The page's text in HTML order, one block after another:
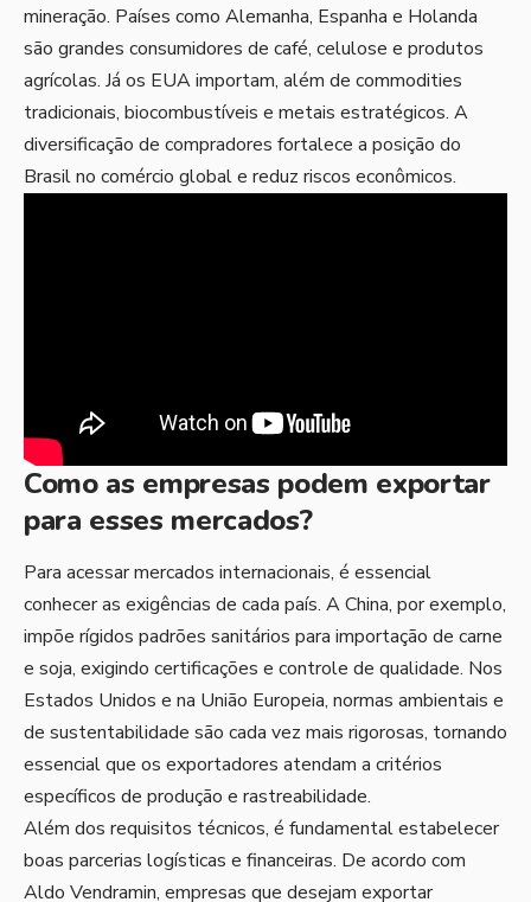
mineração. Países como Alemanha, Espanha e Holanda
são grandes consumidores de café, celulose e produtos
agrícolas. Já os EUA importam, além de commodities
tradicionais, biocombustíveis e metais estratégicos. A
diversificação de compradores fortalece a posição do
Brasil no comércio global e reduz riscos econômicos.
Como as empresas podem exportar
para esses mercados?
Para acessar mercados internacionais, é essencial
conhecer as exigências de cada país. A China, por exemplo,
impõe rígidos padrões sanitários para importação de carne
e soja, exigindo certificações e controle de qualidade. Nos
Estados Unidos e na União Europeia, normas ambientais e
de sustentabilidade são cada vez mais rigorosas, tornando
essencial que os exportadores atendam a critérios
específicos de produção e rastreabilidade.
Além dos requisitos técnicos, é fundamental estabelecer
boas parcerias logísticas e financeiras. De acordo com
Aldo Vendramin, empresas que desejam exportar